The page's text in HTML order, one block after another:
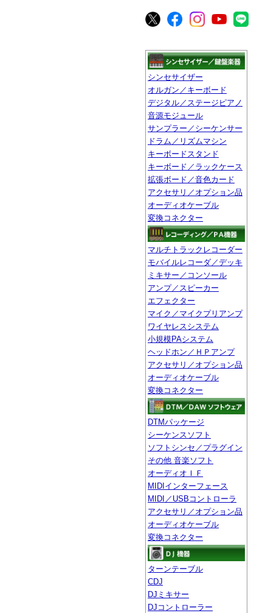
シンセサイザー
オルガン／キーボード
デジタル／ステージピアノ
音源モジュール
サンプラー／シーケンサー
ドラム／リズムマシン
キーボードスタンド
キーボード／ラックケース
拡張ボード／音色カード
アクセサリ／オプション品
オーディオケーブル
変換コネクター
マルチトラックレコーダー
モバイルレコーダ／デッキ
ミキサー／コンソール
アンプ／スピーカー
エフェクター
マイク／マイクプリアンプ
ワイヤレスシステム
小規模PAシステム
ヘッドホン／ＨＰアンプ
アクセサリ／オプション品
オーディオケーブル
変換コネクター
DTMパッケージ
シーケンスソフト
ソフトシンセ／プラグイン
その他 音楽ソフト
オーディオＩＦ
MIDIインターフェース
MIDI／USBコントローラ
アクセサリ／オプション品
オーディオケーブル
変換コネクター
ターンテーブル
CDJ
DJミキサー
DJコントローラー